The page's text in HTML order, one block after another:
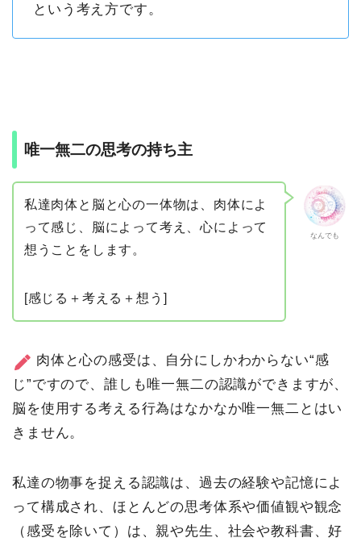
という考え方です。
唯一無二の思考の持ち主
なんでも
私達肉体と脳と心の一体物は、肉体によ
って感じ、脳によって考え、心によって
想うことをします。
[感じる＋考える＋想う]
肉体と心の感受は、自分にしかわからない“感
じ”ですので、誰しも唯一無二の認識ができますが、
脳を使用する考える行為はなかなか唯一無二とはい
きません。
私達の物事を捉える認識は、過去の経験や記憶によ
って構成され、ほとんどの思考体系や価値観や観念
（感受を除いて）は、親や先生、社会や教科書、好